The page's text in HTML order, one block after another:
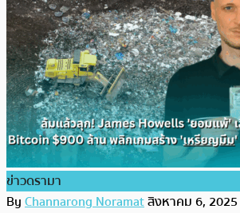
ข่าวดรามา
ByChannarong Noramatสิงหาคม 6, 2025